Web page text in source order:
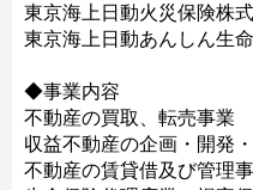
東京海上日動火災保険株
東京海上日動あんしん生
◆事業内容
不動産の買取、転売事業
収益不動産の企画・開発
不動産の賃貸借及び管理